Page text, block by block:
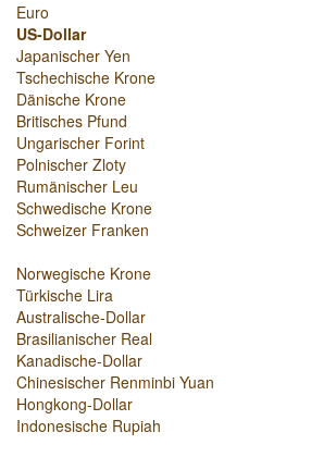
Euro
US-Dollar
Japanischer Yen
Tschechische Krone
Dänische Krone
Britisches Pfund
Ungarischer Forint
Polnischer Zloty
Rumänischer Leu
Schwedische Krone
Schweizer Franken
Norwegische Krone
Türkische Lira
Australische-Dollar
Brasilianischer Real
Kanadische-Dollar
Chinesischer Renminbi Yuan
Hongkong-Dollar
Indonesische Rupiah